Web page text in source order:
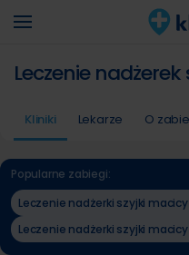
Leczenie
Kliniki Lekarze O
Popularne zabiegi:
Leczenie nadżerki szyjki
Leczenie nadżerki szyjki